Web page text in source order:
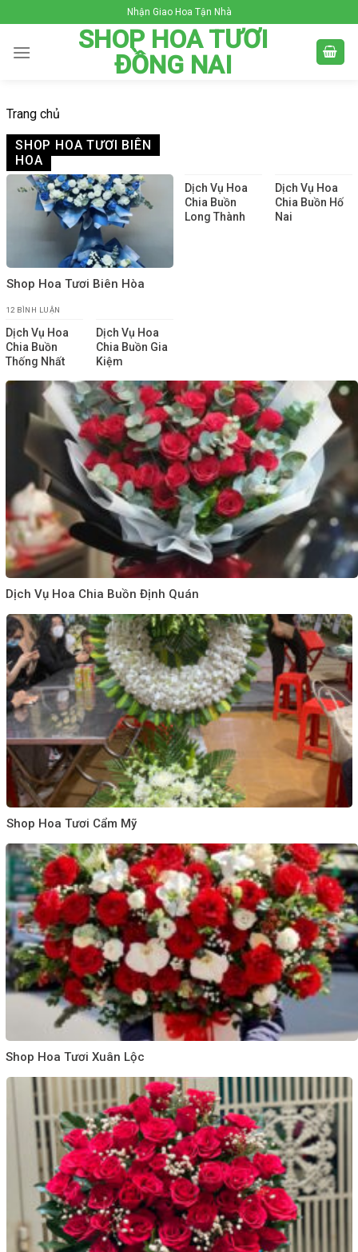
to
content
Nhận Giao Hoa Tận Nhà
SHOP HOA TƯƠI
ĐỒNG NAI
Trang chủ
SHOP HOA TƯƠI BIÊN
HOA
Shop Hoa Tươi Biên Hòa
12 BÌNH LUẬN
Dịch Vụ Hoa
Chia Buồn
Long Thành
Dịch Vụ Hoa
Chia Buồn Hố
Nai
Dịch Vụ Hoa
Chia Buồn
Thống Nhất
Dịch Vụ Hoa
Chia Buồn Gia
Kiệm
Dịch Vụ Hoa Chia Buồn Định Quán
Shop Hoa Tươi Cẩm Mỹ
Shop Hoa Tươi Xuân Lộc